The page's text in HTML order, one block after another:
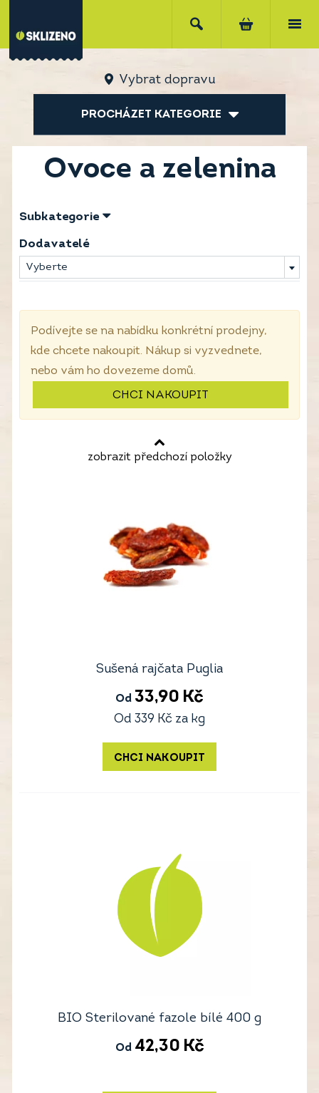
Vybrat dopravu
PROCHÁZET KATEGORIE
Ovoce a zelenina
Subkategorie
Dodavatelé
Vyberte
Podívejte se na nabídku konkrétní prodejny,
kde chcete nakoupit. Nákup si vyzvednete,
nebo vám ho dovezeme domů.
CHCI NAKOUPIT
zobrazit předchozí položky
Sušená rajčata Puglia
Od 33,90 Kč
Od 339 Kč za kg
CHCI NAKOUPIT
BIO Sterilované fazole bílé 400 g
Od 42,30 Kč